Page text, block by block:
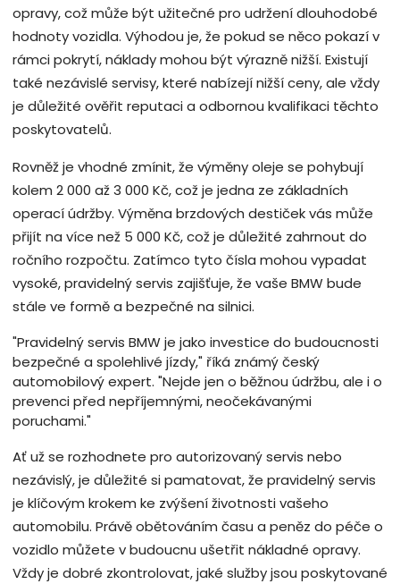
opravy, což může být užitečné pro udržení dlouhodobé
hodnoty vozidla. Výhodou je, že pokud se něco pokazí v
rámci pokrytí, náklady mohou být výrazně nižší. Existují
také nezávislé servisy, které nabízejí nižší ceny, ale vždy
je důležité ověřit reputaci a odbornou kvalifikaci těchto
poskytovatelů.
Rovněž je vhodné zmínit, že výměny oleje se pohybují
kolem 2 000 až 3 000 Kč, což je jedna ze základních
operací údržby. Výměna brzdových destiček vás může
přijít na více než 5 000 Kč, což je důležité zahrnout do
ročního rozpočtu. Zatímco tyto čísla mohou vypadat
vysoké, pravidelný servis zajišťuje, že vaše BMW bude
stále ve formě a bezpečné na silnici.
"Pravidelný servis BMW je jako investice do budoucnosti
bezpečné a spolehlivé jízdy," říká známý český
automobilový expert. "Nejde jen o běžnou údržbu, ale i o
prevenci před nepříjemnými, neočekávanými
poruchami."
Ať už se rozhodnete pro autorizovaný servis nebo
nezávislý, je důležité si pamatovat, že pravidelný servis
je klíčovým krokem ke zvýšení životnosti vašeho
automobilu. Právě obětováním času a peněz do péče o
vozidlo můžete v budoucnu ušetřit nákladné opravy.
Vždy je dobré zkontrolovat, jaké služby jsou poskytované